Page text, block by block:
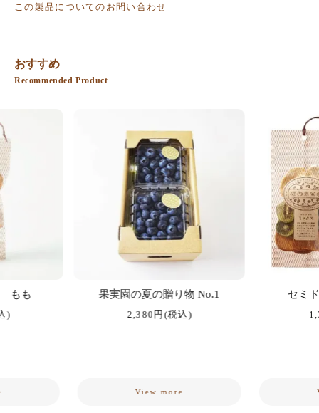
この製品についてのお問い合わせ
おすすめ
Recommended Product
もも
)
果実園の夏の贈り物 No.1
2,380円(税込)
View more
セミ